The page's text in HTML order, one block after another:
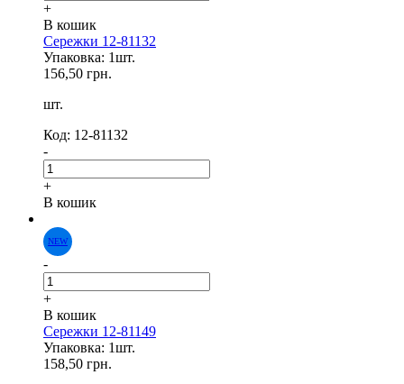
NEW
+
В кошик
Сережки 12-81132
Упаковка: 1шт.
156,50 грн.
шт.
Код: 12-81132
-
+
В кошик
-
+
В кошик
Сережки 12-81149
Упаковка: 1шт.
158,50 грн.